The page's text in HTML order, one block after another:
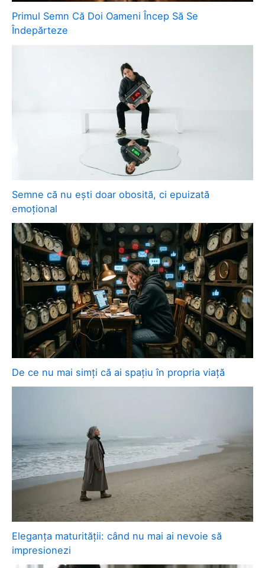
Primul Semn Că Doi Oameni Încep Să Se
Îndepărteze
Semne că nu ești doar obosită, ci epuizată
emoțional
De ce nu mai simți că ai spațiu în propria viață
Eleganța maturității: când nu mai ai nevoie să
impresionezi